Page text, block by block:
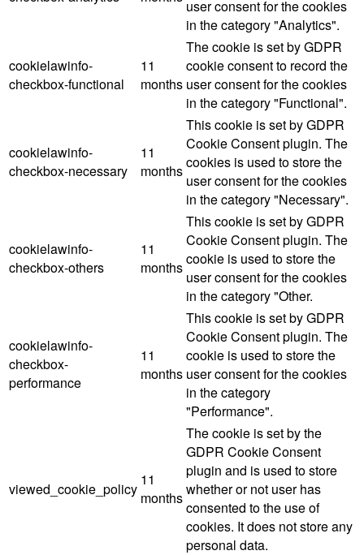
user consent for the cookies
in the category "Analytics".
cookielawinfo-
checkbox-functional
11
months
The cookie is set by GDPR
cookie consent to record the
user consent for the cookies
in the category "Functional".
cookielawinfo-
checkbox-necessary
11
months
This cookie is set by GDPR
Cookie Consent plugin. The
cookies is used to store the
user consent for the cookies
in the category "Necessary".
cookielawinfo-
checkbox-others
11
months
This cookie is set by GDPR
Cookie Consent plugin. The
cookie is used to store the
user consent for the cookies
in the category "Other.
cookielawinfo-
checkbox-
performance
11
months
This cookie is set by GDPR
Cookie Consent plugin. The
cookie is used to store the
user consent for the cookies
in the category
"Performance".
viewed_cookie_policy
11
months
The cookie is set by the
GDPR Cookie Consent
plugin and is used to store
whether or not user has
consented to the use of
cookies. It does not store any
personal data.